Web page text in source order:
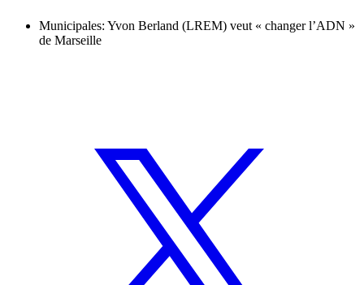
Municipales: Yvon Berland (LREM) veut « changer l’ADN »
de Marseille